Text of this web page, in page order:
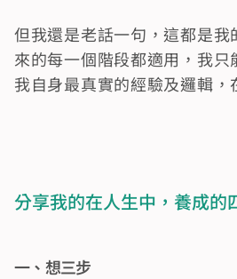
但我還是老話一句，這都是我
來的每一個階段都適用，我
我自身最真實的經驗及邏輯，
分享我的在人生中，養成的
一、想三步